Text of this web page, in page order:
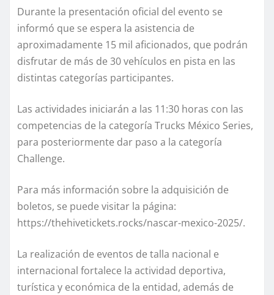
Durante la presentación oficial del evento se
informó que se espera la asistencia de
aproximadamente 15 mil aficionados, que podrán
disfrutar de más de 30 vehículos en pista en las
distintas categorías participantes.
Las actividades iniciarán a las 11:30 horas con las
competencias de la categoría Trucks México Series,
para posteriormente dar paso a la categoría
Challenge.
Para más información sobre la adquisición de
boletos, se puede visitar la página:
https://thehivetickets.rocks/nascar-mexico-2025/.
La realización de eventos de talla nacional e
internacional fortalece la actividad deportiva,
turística y económica de la entidad, además de